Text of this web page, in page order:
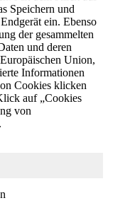
Speichern und
ein. Ebenso
der gesammelten
und deren
Union,
Informationen
Cookies klicken
auf „Cookies
von